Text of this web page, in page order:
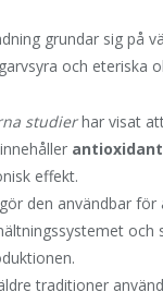
grundar sig på
och eteriska
studierhar visat
effekt.
den användbar för
och
traditioner